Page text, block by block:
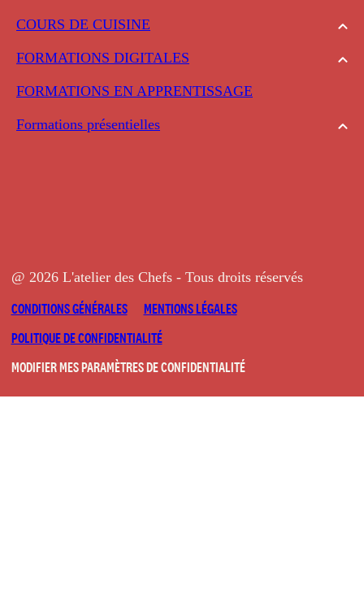
COURS DE CUISINE
FORMATIONS DIGITALES
FORMATIONS EN APPRENTISSAGE
Formations présentielles
@ 2026 L'atelier des Chefs - Tous droits réservés
CONDITIONS GÉNÉRALES
MENTIONS LÉGALES
POLITIQUE DE CONFIDENTIALITÉ
MODIFIER MES PARAMÈTRES DE CONFIDENTIALITÉ